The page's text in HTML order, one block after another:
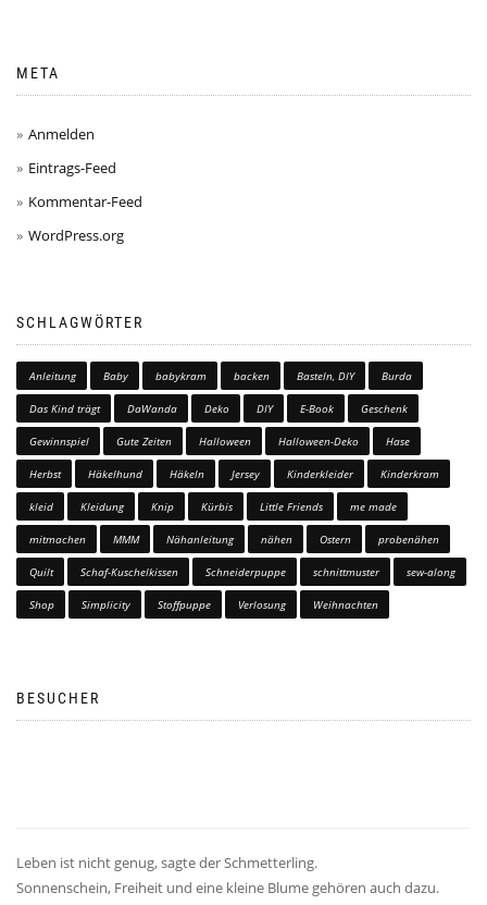
META
Anmelden
Eintrags-Feed
Kommentar-Feed
WordPress.org
SCHLAGWÖRTER
Anleitung Baby babykram backen Basteln, DIY Burda
Das Kind trägt DaWanda Deko DIY E-Book Geschenk
Gewinnspiel Gute Zeiten Halloween Halloween-Deko Hase
Herbst Häkelhund Häkeln Jersey Kinderkleider Kinderkram
kleid Kleidung Knip Kürbis Little Friends me made
mitmachen MMM Nähanleitung nähen Ostern probenähen
Quilt Schaf-Kuschelkissen Schneiderpuppe schnittmuster sew-along
Shop Simplicity Stoffpuppe Verlosung Weihnachten
BESUCHER
Leben ist nicht genug, sagte der Schmetterling.
Sonnenschein, Freiheit und eine kleine Blume gehören auch dazu.